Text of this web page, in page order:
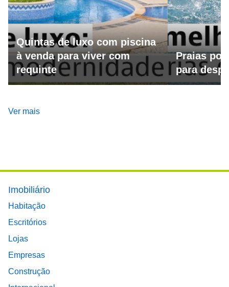
Quintas de luxo com piscina
à venda para viver com
requinte
Praias
para
Ver mais
Footer main menu
Imobiliário
Habitação
Escritórios
Lojas
Empresas
Construção